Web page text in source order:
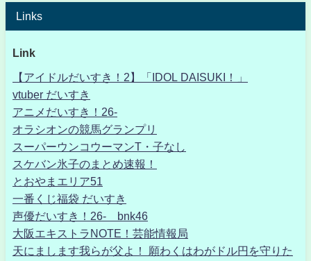
Links
Link
【アイドルだいすき！2】「IDOL DAISUKI！」
vtuber だいすき
アニメだいすき！26-
オラシオンの競馬グランプリ
スーパーウンコウーマンT・子なし
スケバン氷子のまとめ速報！
とおやまエリア51
一番くじ福袋 だいすき
声優だいすき！26- bnk46
大阪エキストラNOTE！芸能情報局
天にまします我らが父よ！ 願わくはわがドル円を守りた